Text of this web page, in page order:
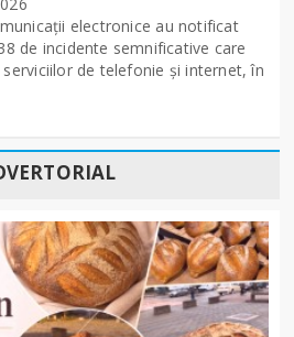
electronice au notificat
de incidente semnificative care
de telefonie și internet, în